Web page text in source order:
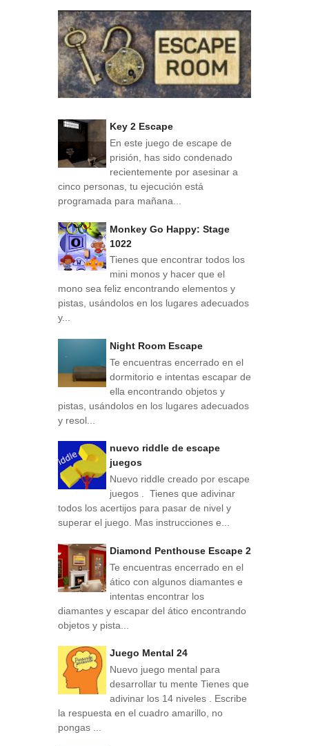
Key 2 Escape
En este juego de escape de
prisión, has sido condenado
recientemente por asesinar a
cinco personas, tu ejecución está
programada para mañana...
Monkey Go Happy: Stage
1022
Tienes que encontrar todos los
mini monos y hacer que el
mono sea feliz encontrando elementos y
pistas, usándolos en los lugares adecuados
y...
Night Room Escape
Te encuentras encerrado en el
dormitorio e intentas escapar de
ella encontrando objetos y
pistas, usándolos en los lugares adecuados
y resol...
nuevo riddle de escape
juegos
Nuevo riddle creado por escape
juegos . Tienes que adivinar
todos los acertijos para pasar de nivel y
superar el juego. Mas instrucciones e...
Diamond Penthouse Escape 2
Te encuentras encerrado en el
ático con algunos diamantes e
intentas encontrar los
diamantes y escapar del ático encontrando
objetos y pista...
Juego Mental 24
Nuevo juego mental para
desarrollar tu mente Tienes que
adivinar los 14 niveles . Escribe
la respuesta en el cuadro amarillo, no
pongas ...